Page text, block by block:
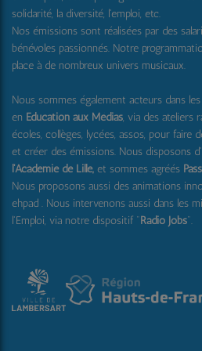
solidarité, la diversité, l'emploi, etc.
Nos émissions sont réalisées par des
bénévoles passionnés. Notre
place à de nombreux univers musicaux.
Nous sommes également acteurs dans
en Education aux Médias, via des ateliers
écoles, collèges, lycées, assos, pour faire
et créer des émissions. Nous disposons
l'Académie de Lille, et sommes agréés
Nous proposons aussi des animations
ehpad . Nous intervenons aussi dans les
l'Emploi, via notre dispositif "Radio Jobs".